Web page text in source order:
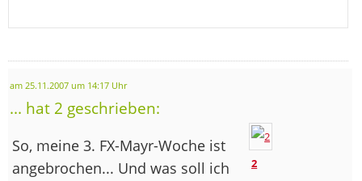
am 25.11.2007 um 14:17 Uhr
... hat 2 geschrieben:
2
So, meine 3. FX-Mayr-Woche ist
angebrochen... Und was soll ich